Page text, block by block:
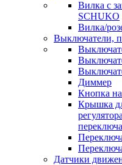
Вилка с
SCHUKO
Вилка/
Выключатели,
Диммер
Кнопка
Крышка
Датчики